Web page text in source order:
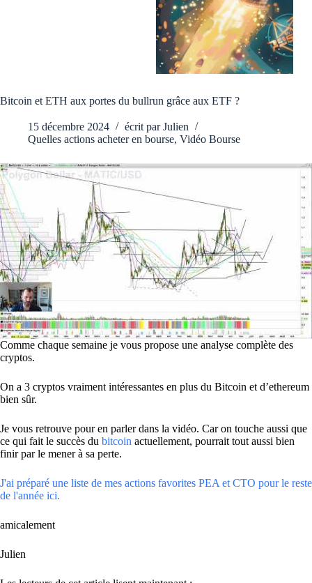
Bitcoin et ETH aux portes du bullrun grâce aux ETF ?
15 décembre 2024 écrit par Julien
Quelles actions acheter en bourse, Vidéo Bourse
Comme chaque semaine je vous propose une analyse complète des
cryptos.
On a 3 cryptos vraiment intéressantes en plus du Bitcoin et d’ethereum
bien sûr.
Je vous retrouve pour en parler dans la vidéo. Car on touche aussi que
ce qui fait le succès du bitcoin actuellement, pourrait tout aussi bien
finir par le mener à sa perte.
J'ai préparé une liste de mes actions favorites PEA et CTO pour le reste
de l'année ici.
amicalement
Julien